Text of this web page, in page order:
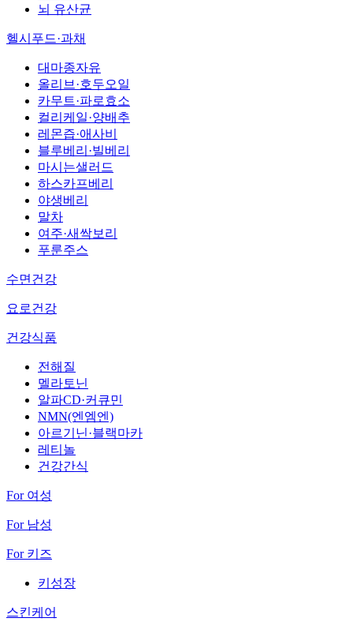
뇌 유산균
헬시푸드·과채
대마종자유
올리브·호두오일
카무트·파로효소
컬리케일·양배추
레몬즙·애사비
블루베리·빌베리
마시는샐러드
하스카프베리
야생베리
말차
여주·새싹보리
푸룬주스
수면건강
요로건강
건강식품
전해질
멜라토닌
알파CD·커큐민
NMN(엔엠엔)
아르기닌·블랙마카
레티놀
건강간식
For 여성
For 남성
For 키즈
키성장
스킨케어